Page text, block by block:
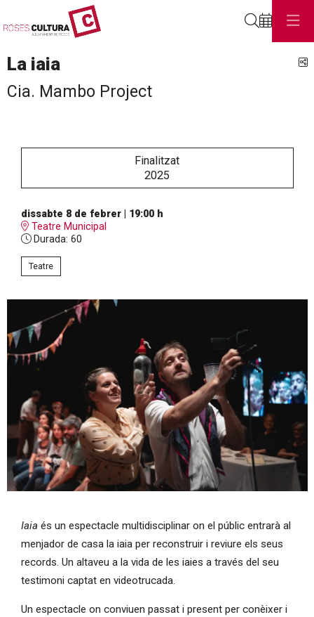
La iaia
Cia. Mambo Project
Finalitzat
2025
dissabte 8 de febrer| 19:00 h
Teatre Municipal
Durada: 60
Teatre
Iaia és un espectacle multidisciplinar on el públic entrarà al
menjador de casa la iaia per reconstruir i reviure els seus
records. Un altaveu a la vida de les iaies a través del seu
testimoni captat en videotrucada.
Un espectacle on conviuen passat i present per conèixer i